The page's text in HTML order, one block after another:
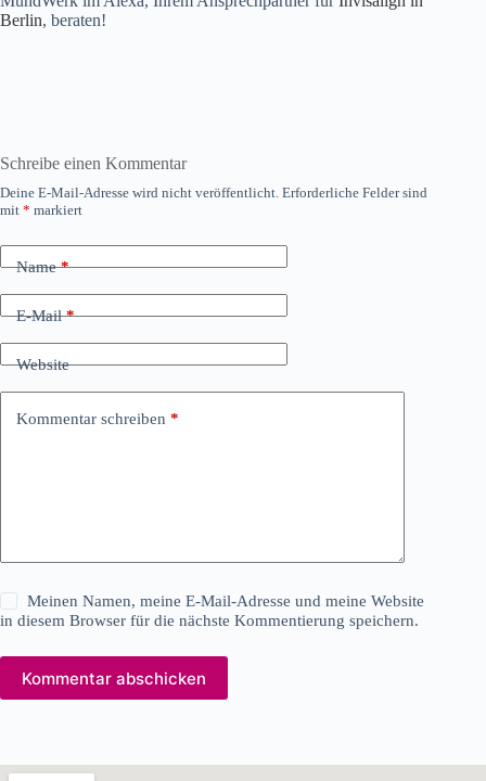
Berlin, beraten!
Schreibe einen Kommentar
Deine E-Mail-Adresse wird nicht veröffentlicht. Erforderliche Felder sind
mit * markiert
Name*
E-Mail*
Website
Kommentar schreiben *
Meinen Namen, meine E-Mail-Adresse und meine Website
in diesem Browser für die nächste Kommentierung speichern.
Kommentar abschicken